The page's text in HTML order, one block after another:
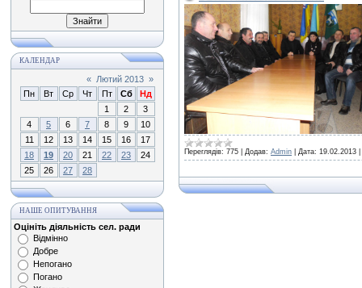
КАЛЕНДАР
« Лютий 2013 »
Пн
Вт Ср Чт Пт Сб
Нд
1
2
3
4
5 6 7 8 9
10
11
12 13 14 15 16
17
18
19 20 21 22 23
24
25
26 27 28
НАШЕ ОПИТУВАННЯ
Оцініть діяльність сел. ради
Відмінно
Добре
Непогано
Погано
Переглядів: 775 Додав: Admin Дата: 19.02.2013